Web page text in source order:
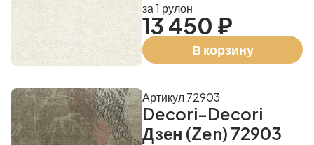
за 1 рулон
13 450 ₽
В корзину
Decori-Decori
Дзен (Zen) 72903
Артикул 72903